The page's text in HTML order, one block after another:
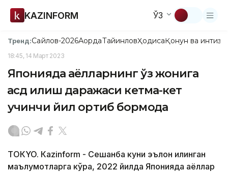
KAZINFORM ЎЗ
Тренд:Сайлов-2026АқордаТайинловҲодисаҚонун ва
18:45, 14 Март 2023
Японияда аёлларнинг ўз жонига
қасд қилиш даражаси кетма-кет
учинчи йил ортиб бормоқда
ТОКYO. Кazinform - Сешанба куни эълон қилинган
маълумотларга кўра, 2022 йилда Японияда аёллар